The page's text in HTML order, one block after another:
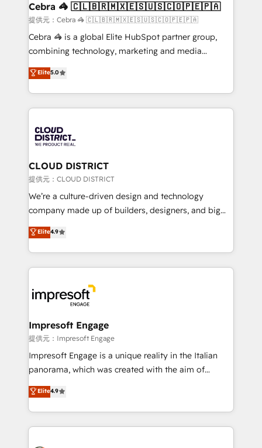
CS: 245% organic growth & +751% new visitors for a
full-funnel HubSpot project ✨ CS: 415% conversion
boost with a new HubSpot site Recognized leaders:
🏆 HubSpot Platform Migration Impact Award 🏆
Inbound Campaign of the Year 🏆 Gold AVA Digital
Award for Best Website 🌟 Accreditations: CRM
Cebra 🦓 🇨🇱🇧🇷🇲🇽🇪🇸🇺🇸🇨🇴🇵🇪🇵🇦
提供元：Cebra 🦓 🇨🇱🇧🇷🇲🇽🇪🇸🇺🇸🇨🇴🇵🇪🇵🇦
Cebra 🦓 is a global Elite HubSpot partner group,
combining technology, marketing and media
expertise across Latin America and Southern
Europe, with teams across 7 countries. Born in Chile,
we combine local insight with international reach to
help businesses grow through technology, creativity,
500+ HubSpot implementations, building end-to-
end solutions that integrate CRM, AI automation,
inbound and loop marketing, content, and digital
creativity. Our multicultural team works in Spanish,
Portuguese, and English to design scalable strategies
that drive measurable growth. 🌎 Highlights: • 10+
Platform Migration Excellence. • Top 3 Partner of the
Year LATAM 2022, 2023, 2024, 2025. • Partner of the
business with HubSpot? Let Cebra’s experts help
you grow faster, smarter, and with impact.
Elite5.0
CLOUD DISTRICT
提供元：CLOUD DISTRICT
We’re a culture-driven design and technology
company made up of builders, designers, and big
thinkers. We blend strategy, design, and
development—always fueled by curiosity—to turn
ideas, opportunities, and challenges into meaningful
experiences. To us, technology is more than just
and—most importantly—simple. That’s why we lean
into bold ideas and shape them into thoughtful
products and strategies that actually make a
difference.
Elite4.9
Impresoft Engage
提供元：Impresoft Engage
Impresoft Engage is a unique reality in the Italian
panorama, which was created with the aim of
putting Customer Experience at the center by
creating digital environments capable of integrating
people, processes and data. We offer the best
digital solutions on the market, ranging from CRM
Elite4.9